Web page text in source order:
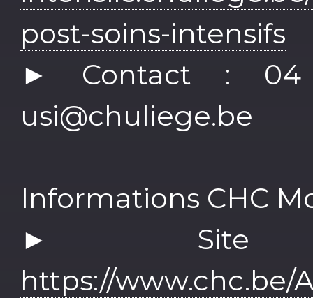
post-soins-intensifs
► Contact :
usi@chuliege.be
Informations CHC
► Site
https://www.chc.be/